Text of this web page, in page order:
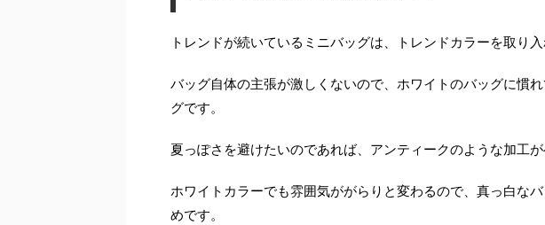
トレンドが続いているミニバッグは、トレンドカラーを取り
バッグ自体の主張が激しくないので、ホワイトのバッグに慣
グです。
夏っぽさを避けたいのであれば、アンティークのような加工が
ホワイトカラーでも雰囲気ががらりと変わるので、真っ白な
めです。